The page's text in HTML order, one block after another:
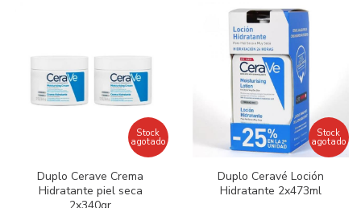
Stock
agotado
Duplo Cerave Crema
Hidratante piel seca
Stock
agotado
Duplo Ceravé Loción
Hidratante 2x473ml